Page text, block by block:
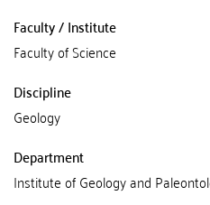
Faculty / Institute
Faculty of Science
Discipline
Geology
Department
Institute of Geology and